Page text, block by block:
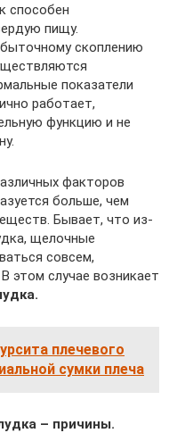
способен
пищу.
скоплению
показатели
работает,
функцию и не
факторов
больше, чем
Бывает, что из-
щелочные
совсем,
этом случае возникает
плечевого
сумки плеча
– причины.